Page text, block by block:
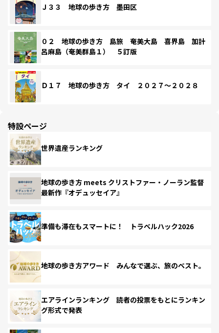
Ｊ３３ 地球の歩き方 墨田区
０２ 地球の歩き方 島旅 奄美大島 喜界島 加計
呂麻島（奄美群島１） ５訂版
Ｄ１７ 地球の歩き方 タイ ２０２７～２０２８
特設ページ
世界遺産ランキング
地球の歩き方 meets クリストファー・ノーラン監督
最新作『オデュッセイア』
準備も滞在もスマートに！ トラベルハック2026
地球の歩き方アワード みんなで選ぶ、旅のベスト。
エアラインランキング 読者の投票をもとにランキン
グ形式で発表